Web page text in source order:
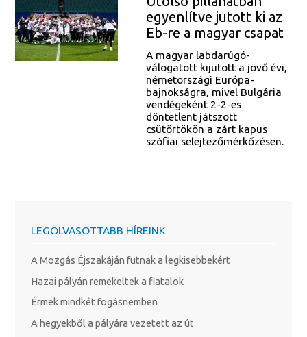
egyenlítve jutott ki az
Eb-re a magyar csapat
A magyar labdarúgó-
válogatott kijutott a jövő évi,
németországi Európa-
bajnokságra, mivel Bulgária
vendégeként 2-2-es
döntetlent játszott
csütörtökön a zárt kapus
szófiai selejtezőmérkőzésen.
LEGOLVASOTTABB HÍREINK
A Mozgás Éjszakáján futnak a legkisebbekért
Hazai pályán remekeltek a fiatalok
Érmek mindkét fogásnemben
A hegyekből a pályára vezetett az út